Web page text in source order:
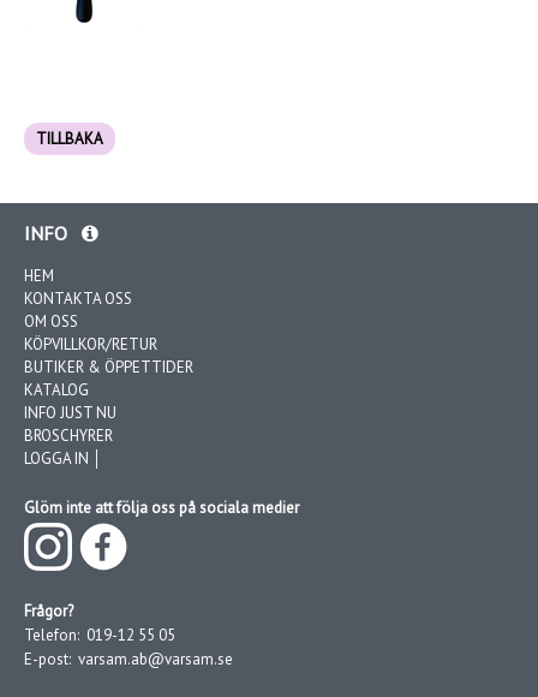
TILLBAKA
INFO
HEM
KONTAKTA OSS
OM OSS
KÖPVILLKOR/RETUR
BUTIKER & ÖPPETTIDER
KATALOG
INFO JUST NU
BROSCHYRER
LOGGA IN │
Glöm inte att följa oss på sociala medier
Frågor?
Telefon: 019-12 55 05
E-post: varsam.ab@varsam.se